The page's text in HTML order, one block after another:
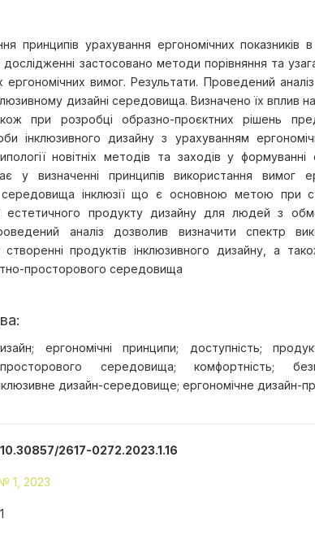
принципів урахування ергономічних показників
застосовано методи порівняння та
ергономічних вимог. Результати. Проведений
дизайні середовища. Визначено їх вплив
при розробці образно-проєктних рішень
інклюзивного дизайну з урахуванням
новітніх методів та заходів у
у визначенні принципів використання вимог
інклюзії що є основною метою при
естетичного продукту дизайну для людей з
аналіз дозволив визначити спектр
створенні продуктів інклюзивного дизайну, а
просторового середовища
ергономічні принципи; доступність;
середовища; комфортність;
дизайн-середовище; ергономічне дизайн-
2617-0272.2023.1.16
1, 2023